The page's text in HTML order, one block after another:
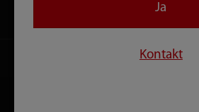
Ja
Kontakt